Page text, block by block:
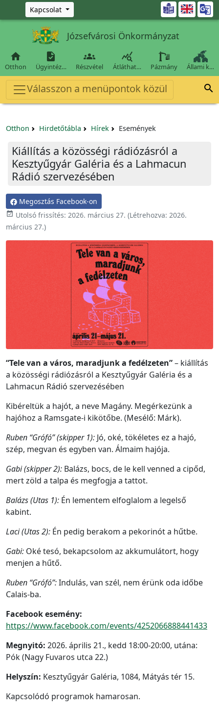
Ugrás a fő tartalomra
Kapcsolat 
Józsefvárosi Önkormányzat

Otthon

Ügyintéz…

Részvétel

Átláthat… Pázmány Állami k…
Válasszon a menüpontok közül 
Otthon Hirdetőtábla Hírek Események
Kiállítás a közösségi rádiózásról a
Kesztyűgyár Galéria és a Lahmacun
Rádió szervezésében
Megosztás Facebook-on
 Utolsó frissítés: 2026. március 27. (Létrehozva: 2026.
március 27.)
“Tele van a város, maradjunk a fedélzeten”– kiállítás
a közösségi rádiózásról a Kesztyűgyár Galéria és a
Lahmacun Rádió szervezésében
Kibéreltük a hajót, a neve Magány. Megérkezünk a
hajóhoz a Ramsgate-i kikötőbe. (Mesélő: Márk).
Ruben “Grófó” (skipper 1): Jó, oké, tökéletes ez a hajó,
szép, megvan és egyben van. Álmaim hajója.
Gabi (skipper 2): Balázs, bocs, de le kell venned a cipőd,
mert zöld a talpa és megfogja a tattot.
Balázs (Utas 1): Én lementem elfoglalom a legelső
kabint.
Laci (Utas 2): Én pedig berakom a pekorinót a hűtbe.
Gabi: Oké tesó, bekapcsolom az akkumulátort, hogy
menjen a hűtő.
Ruben “Grófó”:Indulás, van szél, nem érünk oda időbe
Calais-ba.
Facebook esemény:
https://www.facebook.com/events/4252066888441433
Megnyitó: 2026. április 21., kedd 18:00-20:00, utána:
Pók (Nagy Fuvaros utca 22.)
Helyszín: Kesztyűgyár Galéria, 1084, Mátyás tér 15.
Kapcsolódó programok hamarosan.